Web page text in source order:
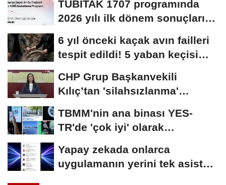
TÜBİTAK 1707 programında
2026 yılı ilk dönem sonuçları
6 yıl önceki kaçak avın failleri
tespit edildi! 5 yaban keçisi
CHP Grup Başkanvekili
Kılıç’tan 'silahsızlanma'
TBMM'nin ana binası YES-
TR'de 'çok iyi' olarak
Yapay zekada onlarca
uygulamanın yerini tek asistan